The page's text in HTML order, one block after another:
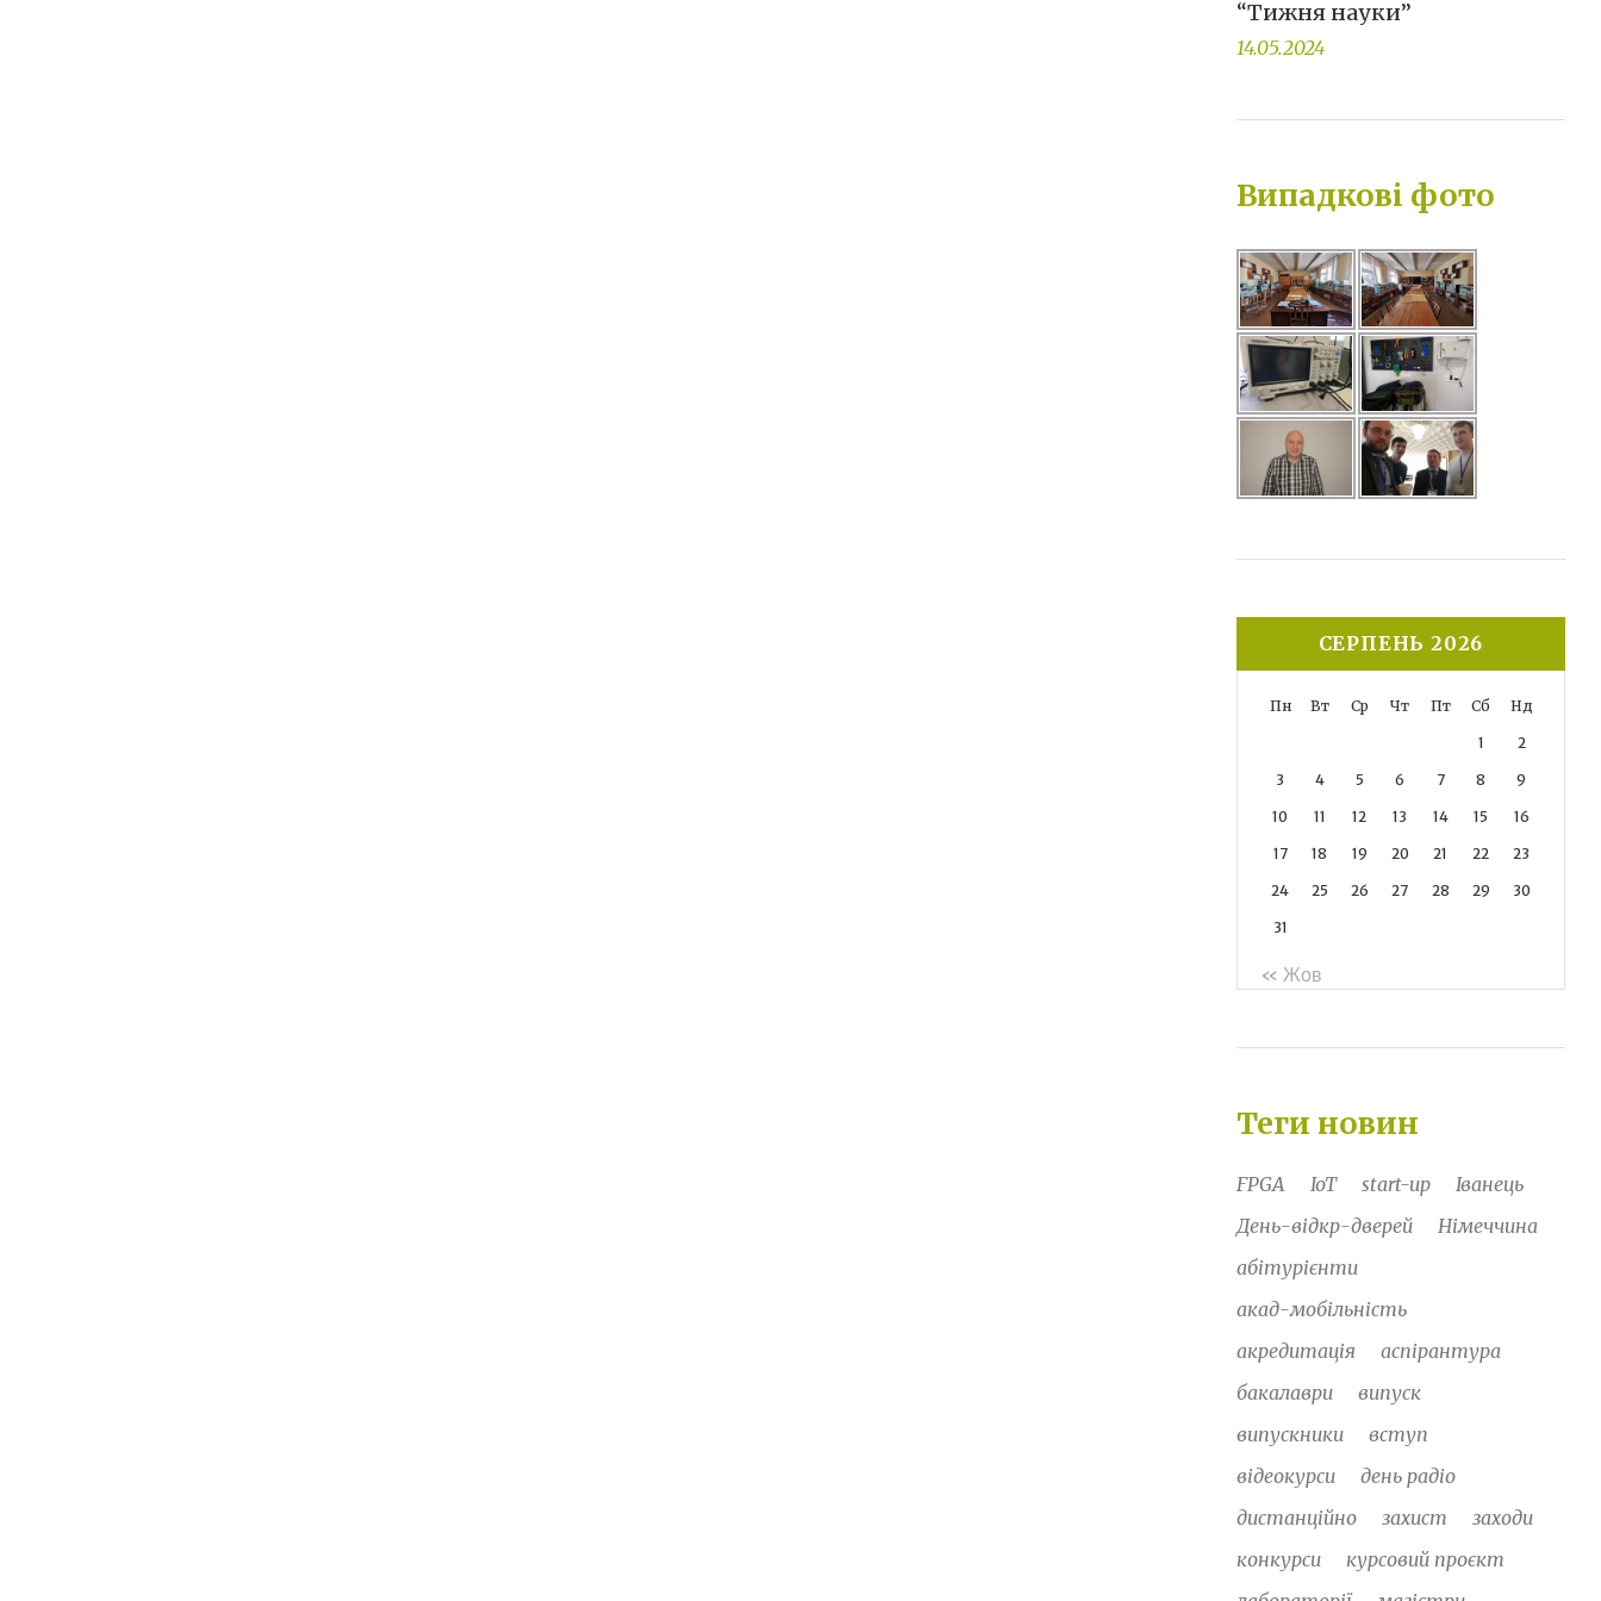
“Тижня науки”
14.05.2024
Випадкові фото
СЕРПЕНЬ 2026
Пн Вт Ср Чт Пт Сб Нд
1 2
3 4 5 6 7 8 9
10 11 12 13 14 15 16
17 18 19 20 21 22 23
24 25 26 27 28 29 30
31
« Жов
Теги новин
FPGA IoT start-up
Іванець
День-відкр-дверей
Німеччина
абітурієнти
акад-мобільність
акредитація
аспірантура
бакалаври
випуск
випускники
вступ
відеокурси
день радіо
дистанційно
захист
заходи
конкурси
курсовий проєкт